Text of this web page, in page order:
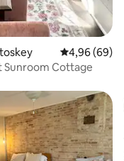
4,96 de uma
4,96 (69)
Sunroom Cottage